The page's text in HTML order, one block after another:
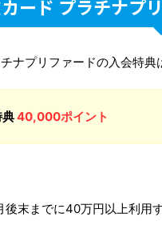
ード プラチナプ
ナプリファードの入会特典
40,000ポイント
後末までに40万円以上利用